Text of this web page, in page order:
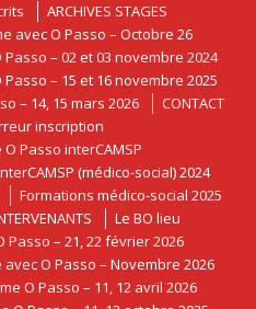
ARCHIVES STAGES
avec O Passo – Octobre 26
– 02 et 03 novembre 2024
– 15 et 16 novembre 2025
– 14, 15 mars 2026
CONTACT
inscription
Passo interCAMSP
(médico-social) 2024
Formations médico-social 2025
Le BO lieu
Passo – 21, 22 février 2026
O Passo – Novembre 2026
O Passo – 11, 12 avril 2026